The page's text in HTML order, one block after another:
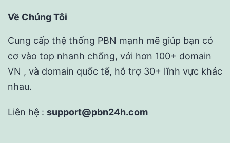
Về Chúng Tôi
Cung cấp thệ thống PBN mạnh mẽ giúp bạn có
cơ vào top nhanh chống, với hơn 100+ domain
VN , và domain quốc tế, hỗ trợ 30+ lĩnh vực khác
nhau.
Liên hệ : support@pbn24h.com